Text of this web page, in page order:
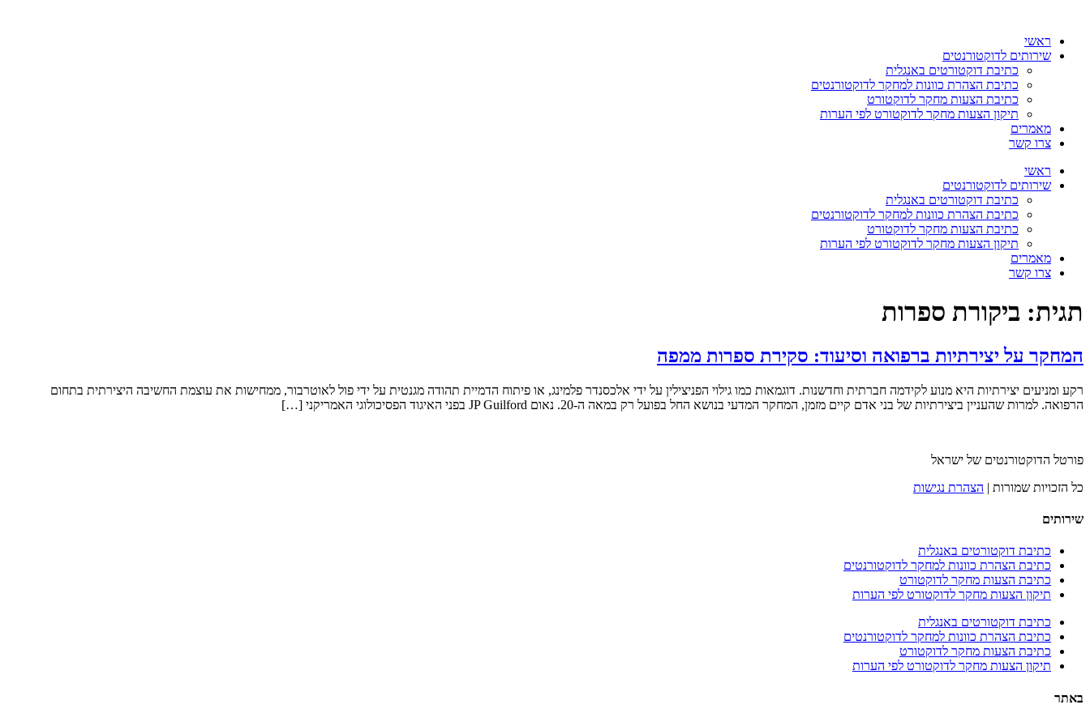
ראשי
שירותים לדוקטורנטים
כתיבת דוקטורטים באנגלית
כתיבת הצהרת כוונות למחקר לדוקטורנטים
כתיבת הצעות מחקר לדוקטורט
תיקון הצעות מחקר לדוקטורט לפי הערות
מאמרים
צרו קשר
ראשי
שירותים לדוקטורנטים
כתיבת דוקטורטים באנגלית
כתיבת הצהרת כוונות למחקר לדוקטורנטים
כתיבת הצעות מחקר לדוקטורט
תיקון הצעות מחקר לדוקטורט לפי הערות
מאמרים
צרו קשר
תגית: ביקורת ספרות
המחקר על יצירתיות ברפואה וסיעוד: סקירת ספרות ממפה
רקע ומניעים יצירתיות היא מנוע לקידמה חברתית וחדשנות. דוגמאות כמו גילוי הפניצילין על ידי אלכסנדר פלמינג, או פיתוח הדמיית תהודה מגנטית על ידי פול לאוטרבור, ממחישות את עוצמת החשיבה היצירתית בתחום
הרפואה. למרות שהעניין ביצירתיות של בני אדם קיים מזמן, המחקר המדעי בנושא החל בפועל רק במאה ה-20. נאום JP Guilford בפני האיגוד הפסיכולוגי האמריקני […]
פורטל הדוקטורנטים של ישראל
כל הזכויות שמורות | הצהרת נגישות
שירותים
כתיבת דוקטורטים באנגלית
כתיבת הצהרת כוונות למחקר לדוקטורנטים
כתיבת הצעות מחקר לדוקטורט
תיקון הצעות מחקר לדוקטורט לפי הערות
כתיבת דוקטורטים באנגלית
כתיבת הצהרת כוונות למחקר לדוקטורנטים
כתיבת הצעות מחקר לדוקטורט
תיקון הצעות מחקר לדוקטורט לפי הערות
באתר